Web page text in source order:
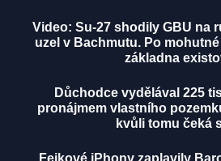
Video: Su-27 shodily GBU na
uzel v Bachmutu. Po
základna
Důchodce vydělával 225
pronájmem vlastního
kvůli tomu čeká
Fejkové iPhony zaplavily